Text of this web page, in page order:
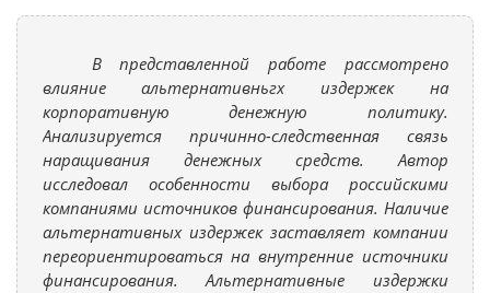
В представленной работе рассмотрено
влияние альтернативньгх издержек на
корпоративную денежную политику.
Анализируется причинно-следственная связь
наращивания денежных средств. Автор
исследовал особенности выбора российскими
компаниями источников финансирования. Наличие
альтернативных издержек заставляет компании
переориентироваться на внутренние источники
финансирования. Альтернативные издержки